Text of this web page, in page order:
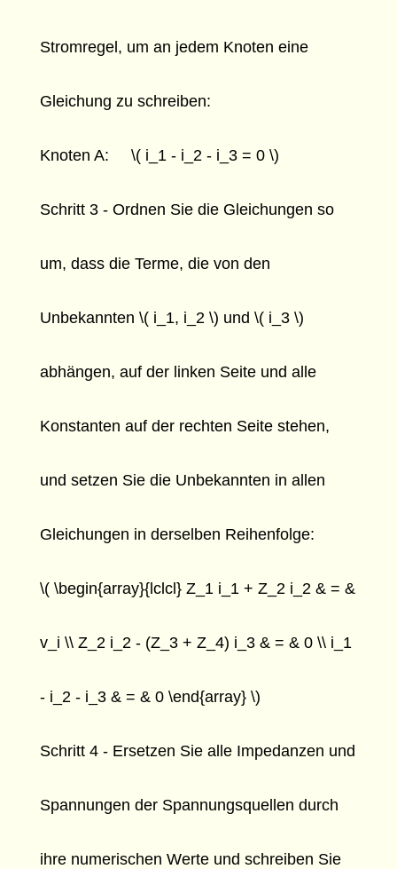
Stromregel, um an jedem Knoten eine
Gleichung zu schreiben:
Knoten A: \( i_1 - i_2 - i_3 = 0 \)
Schritt 3 - Ordnen Sie die Gleichungen so
um, dass die Terme, die von den
Unbekannten \( i_1, i_2 \) und \( i_3 \)
abhängen, auf der linken Seite und alle
Konstanten auf der rechten Seite stehen,
und setzen Sie die Unbekannten in allen
Gleichungen in derselben Reihenfolge:
\( \begin{array}{lclcl} Z_1 i_1 + Z_2 i_2 & = &
v_i \\ Z_2 i_2 - (Z_3 + Z_4) i_3 & = & 0 \\ i_1
- i_2 - i_3 & = & 0 \end{array} \)
Schritt 4 - Ersetzen Sie alle Impedanzen und
Spannungen der Spannungsquellen durch
ihre numerischen Werte und schreiben Sie